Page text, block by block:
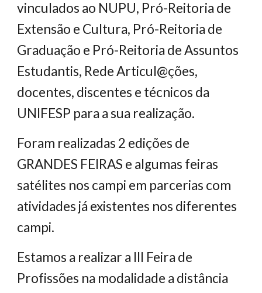
vinculados ao NUPU, Pró-Reitoria de
Extensão e Cultura, Pró-Reitoria de
Graduação e Pró-Reitoria de Assuntos
Estudantis, Rede Articul@ções,
docentes, discentes e técnicos da
UNIFESP para a sua realização.
Foram realizadas 2 edições de
GRANDES FEIRAS e algumas feiras
satélites nos campi em parcerias com
atividades já existentes nos diferentes
campi.
Estamos a realizar a III Feira de
Profissões na modalidade a distância